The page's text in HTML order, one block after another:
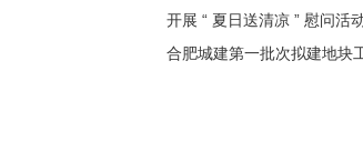
开展 “ 夏日送清凉 ” 慰问活
合肥城建第一批次拟建地块